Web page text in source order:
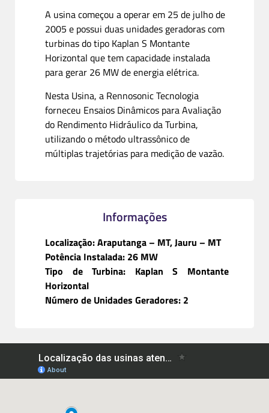
A usina começou a operar em 25 de julho de
2005 e possui duas unidades geradoras com
turbinas do tipo Kaplan S Montante
Horizontal que tem capacidade instalada
para gerar 26 MW de energia elétrica.
Nesta Usina, a Rennosonic Tecnologia
forneceu Ensaios Dinâmicos para Avaliação
do Rendimento Hidráulico da Turbina,
utilizando o método ultrassônico de
múltiplas trajetórias para medição de vazão.
Informações
Localização: Araputanga – MT, Jauru – MT
Potência Instalada: 26 MW
Tipo de Turbina: Kaplan S Montante
Horizontal
Número de Unidades Geradores: 2